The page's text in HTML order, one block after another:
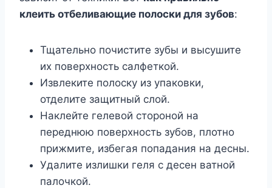
клеить отбеливающие полоски для зубов:
Тщательно почистите зубы и высушите
их поверхность салфеткой.
Извлеките полоску из упаковки,
отделите защитный слой.
Наклейте гелевой стороной на
переднюю поверхность зубов, плотно
прижмите, избегая попадания на десны.
Удалите излишки геля с десен ватной
палочкой.